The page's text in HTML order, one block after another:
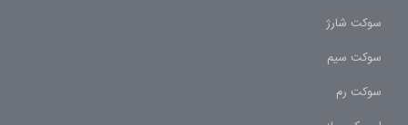
سوکت شارژ
سوکت سیم
سوکت رم